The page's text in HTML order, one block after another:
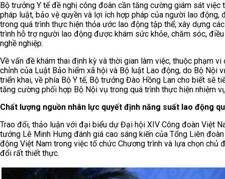
Bộ trưởng Y tế đề nghị công đoàn cần tăng cường giám sát việc
pháp luật, bảo vệ quyền và lợi ích hợp pháp của người lao động,
trong quá trình thực hiện thỏa ước lao động tập thể; xây dựng
trình hỗ trợ người lao động được khám sức khỏe, chăm sóc,
nghề nghiệp.
Về vấn đề khám thai định kỳ và thời gian làm việc, thuộc phạm vi
chỉnh của Luật Bảo hiểm xã hội và Bộ luật Lao động, do Bộ Nội
triển khai, về phía Bộ Y tế, Bộ trưởng Đào Hồng Lan cho biết sẽ
tăng cường phối hợp Bộ Nội vụ trong quá trình thực hiện nhiệm
Chất lượng nguồn nhân lực quyết định năng suất lao động
Trao đổi, thảo luận với đại biểu dự Đại hội XIV Công đoàn Việt
tướng Lê Minh Hưng đánh giá cao sáng kiến của Tổng Liên
động Việt Nam trong việc tổ chức Chương trình và lựa chọn chủ
đổi rất thiết thực.